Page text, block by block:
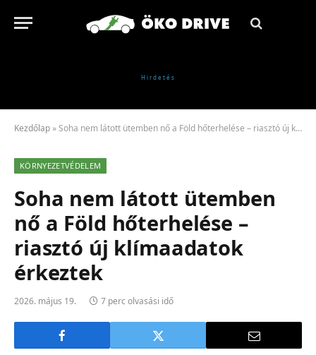
Kezdőlap »Soha nem látott ütemben nő a Föld hőterhelése – riasztó új klímaadatok érkeztek
KÖRNYEZETVÉDELEM
Soha nem látott ütemben
nő a Föld hőterhelése –
riasztó új klímaadatok
érkeztek
2026. május 19. 7 perc olvasási idő